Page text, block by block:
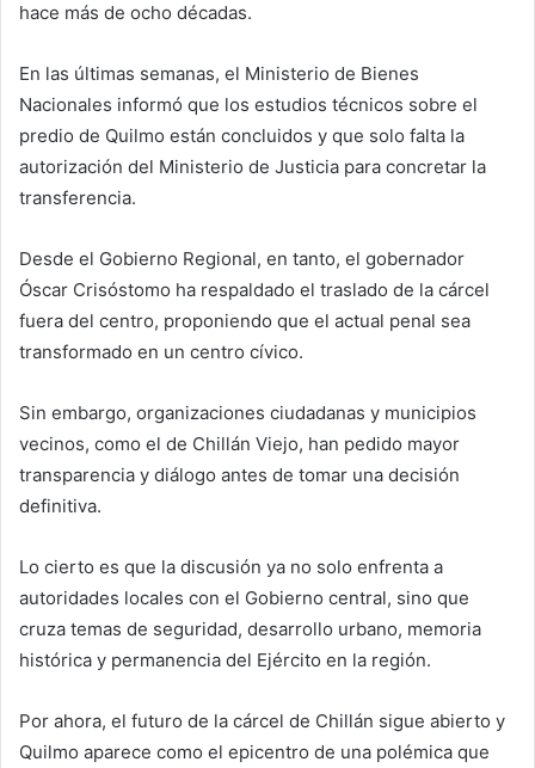
hace más de ocho décadas.
En las últimas semanas, el Ministerio de Bienes
Nacionales informó que los estudios técnicos sobre el
predio de Quilmo están concluidos y que solo falta la
autorización del Ministerio de Justicia para concretar la
transferencia.
Desde el Gobierno Regional, en tanto, el gobernador
Óscar Crisóstomo ha respaldado el traslado de la cárcel
fuera del centro, proponiendo que el actual penal sea
transformado en un centro cívico.
Sin embargo, organizaciones ciudadanas y municipios
vecinos, como el de Chillán Viejo, han pedido mayor
transparencia y diálogo antes de tomar una decisión
definitiva.
Lo cierto es que la discusión ya no solo enfrenta a
autoridades locales con el Gobierno central, sino que
cruza temas de seguridad, desarrollo urbano, memoria
histórica y permanencia del Ejército en la región.
Por ahora, el futuro de la cárcel de Chillán sigue abierto y
Quilmo aparece como el epicentro de una polémica que